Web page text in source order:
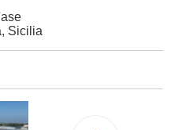
Sicilia